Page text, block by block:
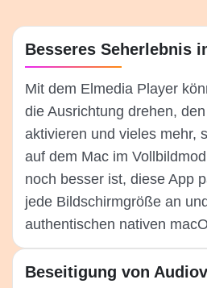
Besseres Seherlebnis
Mit dem Elmedia Player
die Ausrichtung drehen,
aktivieren und vieles mehr,
auf dem Mac im
noch besser ist, diese App
jede Bildschirmgröße an
authentischen nativen
Beseitigung von